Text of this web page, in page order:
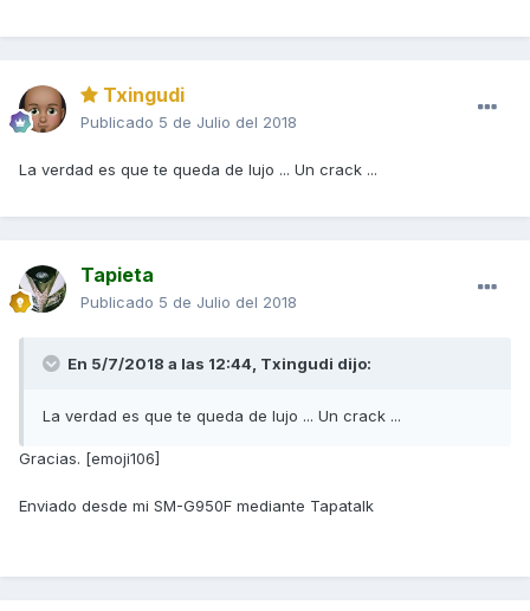
Txingudi
Publicado 5 de Julio del 2018
La verdad es que te queda de lujo ... Un crack ...
Tapieta
Publicado 5 de Julio del 2018
En 5/7/2018 a las 12:44, Txingudi dijo:
La verdad es que te queda de lujo ... Un crack ...
Gracias. [emoji106]
Enviado desde mi SM-G950F mediante Tapatalk